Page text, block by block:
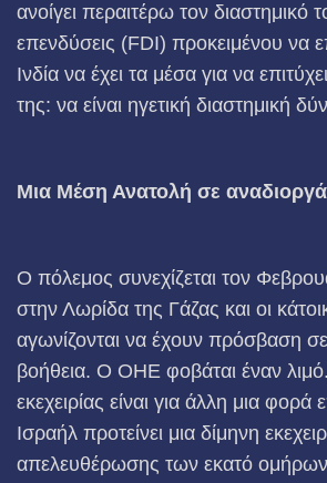
ανοίγει περαιτέρω τον διαστημικό
επενδύσεις (FDI) προκειμένου να
Ινδία να έχει τα μέσα για να
της: να είναι ηγετική διαστημική
Μια Μέση Ανατολή σε
Ο πόλεμος συνεχίζεται τον
στην Λωρίδα της Γάζας και οι
αγωνίζονται να έχουν πρόσβαση
βοήθεια. Ο ΟΗΕ φοβάται έναν
εκεχειρίας είναι για άλλη μια φορά
Ισραήλ προτείνει μια δίμηνη
απελευθέρωσης των εκατό